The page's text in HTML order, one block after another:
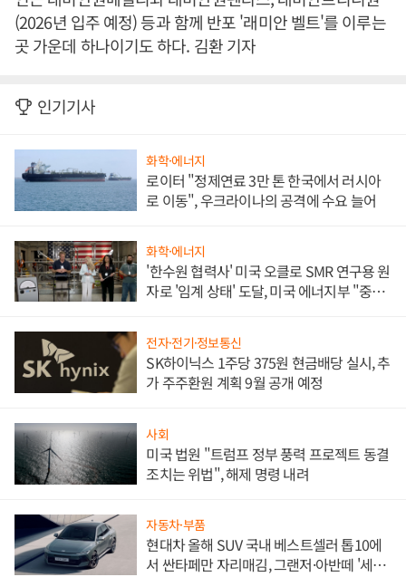
(2026년 입주 예정) 등과 함께 반포 '래미안 벨트'를 이루는
곳 가운데 하나이기도 하다. 김환 기자
인기기사
화학·에너지
로이터 "정제연료 3만 톤 한국에서 러시아
로 이동", 우크라이나의 공격에 수요 늘어
화학·에너지
'한수원 협력사' 미국 오클로 SMR 연구용 원
자로 '임계 상태' 도달, 미국 에너지부 "중요
전자·전기·정보통신
SK하이닉스 1주당 375원 현금배당 실시, 추
가 주주환원 계획 9월 공개 예정
사회
미국 법원 "트럼프 정부 풍력 프로젝트 동결
조치는 위법", 해제 명령 내려
자동차·부품
현대차 올해 SUV 국내 베스트셀러 톱10에
서 싼타페만 자리매김, 그랜저·아반떼 '세단